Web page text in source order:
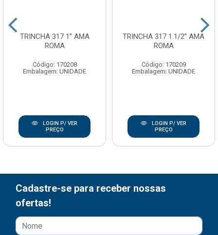
TRINCHA 317 1” AMA
ROMA
Código: 170208
Embalagem: UNIDADE
LOGIN P/ VER
PREÇO
TRINCHA 317 1.1/2” AMA
ROMA
Código: 170209
Embalagem: UNIDADE
LOGIN P/ VER
PREÇO
Cadastre-se para receber nossas
ofertas!